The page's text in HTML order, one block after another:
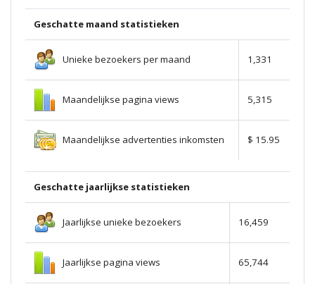
Geschatte maand statistieken
Unieke bezoekers per maand 1,331
Maandelijkse pagina views 5,315
Maandelijkse advertenties inkomsten $ 15.95
Geschatte jaarlijkse statistieken
Jaarlijkse unieke bezoekers 16,459
Jaarlijkse pagina views 65,744